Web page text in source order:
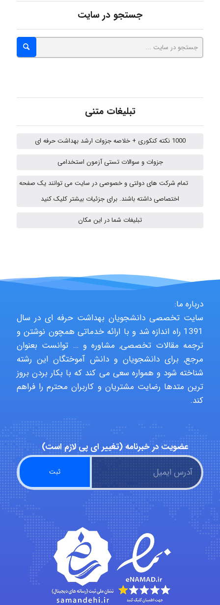
hosein abdolvand
A.balandeh
Jafar Tym
aghajari vahid
Poubakhtiari
hosein abdolvand
Kati
emami
ehtesham
جستجو در سایت
تبلیغات متنی
1000 نکته کنکوری + خلاصه جزوات ارشد بهداشت حرفه ای
جزوات و سوالات تستی آزمون استخدامی
تمام شرکت های دولتی و خصوصی در سایت می توانند یک صفحه
اختصاصی داشته باشند. برای جزئیات بیشتر کلیک کنید
تبلیغات شما در این مکان
درباره ما:
سایت تخصصی دانشجویان بهداشت حرفه ای در سال
1391 راه اندازه شد و با ارائه خدماتی همچون نوشتن و
ترجمه مقالات تخصصی, مشاوره و … توانست بعنوان
مرجع, برای دانشجویان و دانش آموختگان این رشته
شناخته شود و همواره سعی می کند که با بکار بردن بروز
ترین متدها رضایت مشتریان و کاربران محترم را فراهم
کند.
عضویت در خبرنامه (تغییر ای پی لازم است)